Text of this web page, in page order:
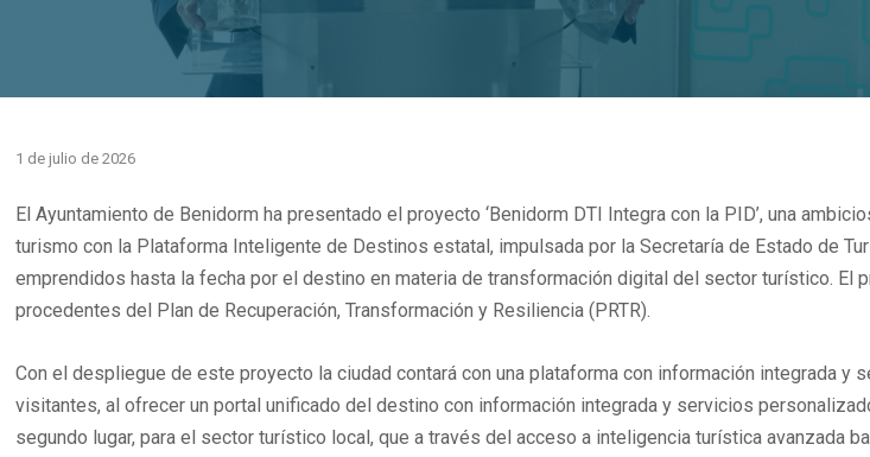
1 de julio de 2026
El Ayuntamiento de Benidorm ha presentado el proyecto ‘Benidorm DTI Integra con la PID’, una
turismo con la Plataforma Inteligente de Destinos estatal, impulsada por la Secretaría de Estado de
emprendidos hasta la fecha por el destino en materia de transformación digital del sector turístico. El
procedentes del Plan de Recuperación, Transformación y Resiliencia (PRTR).
Con el despliegue de este proyecto la ciudad contará con una plataforma con información integrada
visitantes, al ofrecer un portal unificado del destino con información integrada y servicios
segundo lugar, para el sector turístico local, que a través del acceso a inteligencia turística avanzada